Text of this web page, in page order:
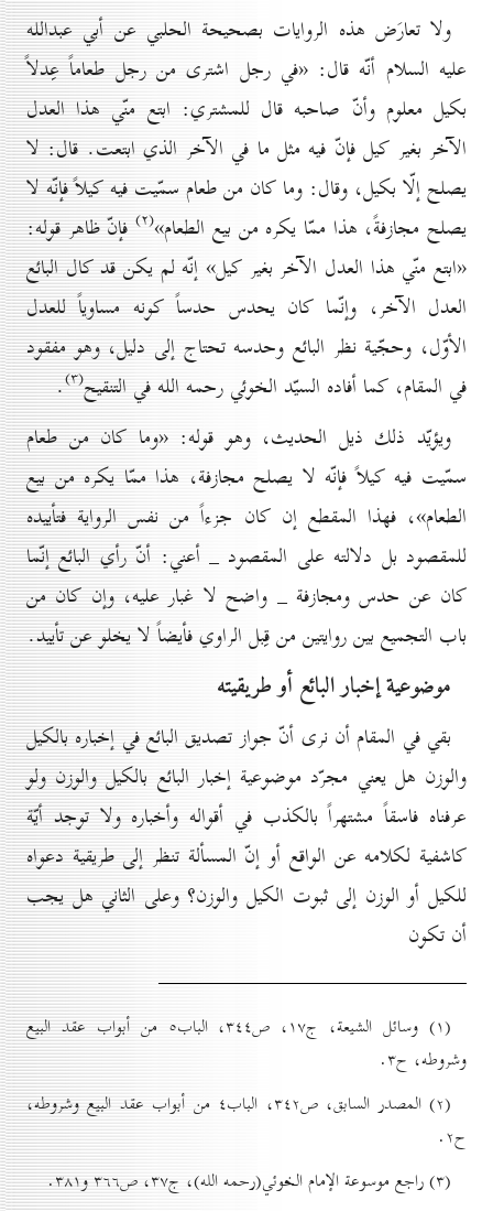
ولا تعارَض هذه الروايات بصحيحة الحلبي عن أبي عبدالله
عليه السلام أنّه قال: «في رجل اشترى من رجل طعاماً عِدلاً
بكيل معلوم وأنّ صاحبه قال للمشتري: ابتع منّي هذا العدل
الآخر بغير كيل فإنّ فيه مثل ما في الآخر الذي ابتعت. قال: لا
يصلح إلّا بكيل، وقال: وما كان من طعام سمّيت فيه كيلاً فإنّه لا
يصلح مجازفةً، هذا ممّا يكره من بيع الطعام»(۲) فإنّ ظاهر قوله:
«ابتع منّي هذا العدل الآخر بغير كيل» إنّه لم يكن قد كال البائع
العدل الآخر، وإنّما كان يحدس حدساً كونه مساوياً للعدل
الأوّل، وحجّية نظر البائع وحدسه تحتاج إلى دليل، وهو مفقود
في المقام، كما أفاده السيّد الخوئي رحمه الله في التنقيح(۳) .
ويؤيّد ذلك ذيل الحديث، وهو قوله: «وما كان من طعام
سمّيت فيه كيلاً فإنّه لا يصلح مجازفة، هذا ممّا يكره من بيع
الطعام»، فهذا المقطع إن كان جزءاً من نفس الرواية فتأييده
للمقصود بل دلالته على المقصود _ أعني: أنّ رأي البائع إنّما
كان عن حدس ومجازفة _ واضح لا غبار عليه، وإن كان من
باب التجميع بين روايتين من قِبل الراوي فأيضاً لا يخلو عن تأييد.
موضوعية إخبار البائع أو طريقيته
بقي في المقام أن نرى أنّ جواز تصديق البائع في إخباره بالكيل
والوزن هل يعني مجرّد موضوعية إخبار البائع بالكيل والوزن ولو
عرفناه فاسقاً مشتهراً بالكذب في أقواله وأخباره ولا توجد أيّة
كاشفية لكلامه عن الواقع أو إنّ المسألة تنظر إلى طريقية دعواه
للكيل أو الوزن إلى ثبوت الكيل والوزن؟ وعلى الثاني هل يجب
أن تكون
(۱) وسائل الشيعة، ج۱۷، ص۳٤٤، الباب٥ من أبواب عقد البيع
وشروطه، ح۳.
(۲) المصدر السابق، ص۳٤۲، الباب٤ من أبواب عقد البيع وشروطه،
ح۲.
(۳) راجع موسوعة الإمام الخوئي(رحمه الله)، ج۳۷، ص۳٦٦ و۳۸۱.